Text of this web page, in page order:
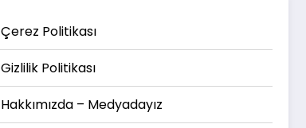
Çerez Politikası
Gizlilik Politikası
Hakkımızda – Medyadayız